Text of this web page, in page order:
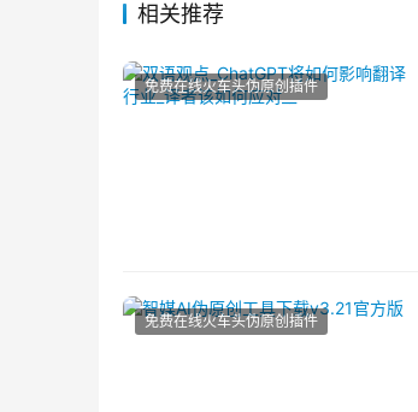
相关推荐
免费在线火车头伪原创插件
免费在线火车头伪原创插件